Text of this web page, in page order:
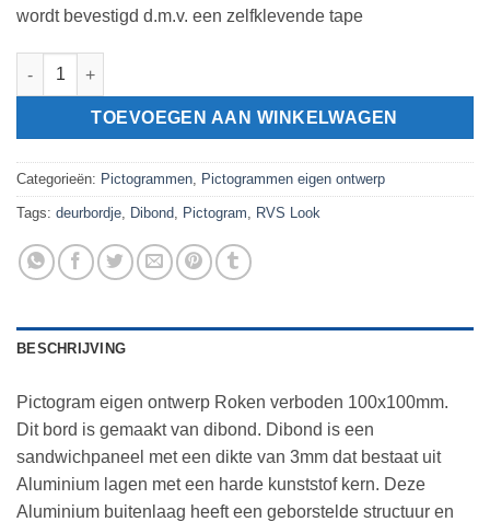
wordt bevestigd d.m.v. een zelfklevende tape
Pictogram eigen ontwerp Roken verboden 100x100mm aantal
TOEVOEGEN AAN WINKELWAGEN
Categorieën: Pictogrammen, Pictogrammen eigen ontwerp
Tags: deurbordje, Dibond, Pictogram, RVS Look
BESCHRIJVING
Pictogram eigen ontwerp Roken verboden 100x100mm.
Dit bord is gemaakt van dibond. Dibond is een
sandwichpaneel met een dikte van 3mm dat bestaat uit
Aluminium lagen met een harde kunststof kern. Deze
Aluminium buitenlaag heeft een geborstelde structuur en